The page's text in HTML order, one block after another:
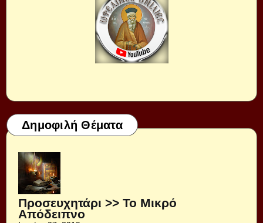
Δημοφιλή Θέματα
Προσευχητάρι >> Το Μικρό
Απόδειπνο